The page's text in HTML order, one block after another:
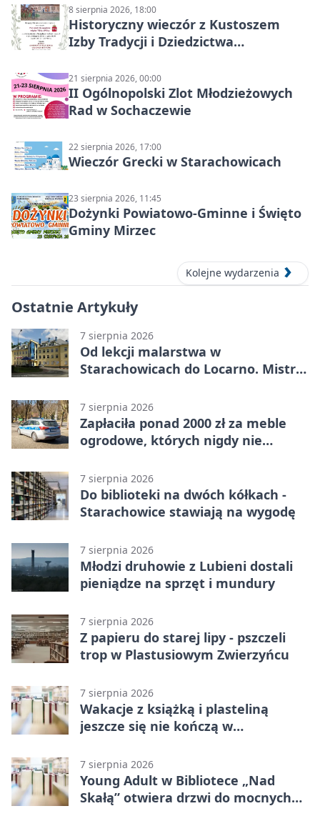
8 sierpnia 2026, 18:00
Historyczny wieczór z Kustoszem
Izby Tradycji i Dziedzictwa
Gęburą
21 sierpnia 2026, 00:00
II Ogólnopolski Zlot Młodzieżowych
Rad w Sochaczewie
22 sierpnia 2026, 17:00
Wieczór Grecki w Starachowicach
23 sierpnia 2026, 11:45
Dożynki Powiatowo-Gminne i Święto
Gminy Mirzec
Kolejne wydarzenia
Ostatnie Artykuły
7 sierpnia 2026
Od lekcji malarstwa w
Starachowicach do Locarno. Mistrz
7 sierpnia 2026
Zapłaciła ponad 2000 zł za meble
ogrodowe, których nigdy nie
7 sierpnia 2026
Do biblioteki na dwóch kółkach -
Starachowice stawiają na wygodę
7 sierpnia 2026
Młodzi druhowie z Lubieni dostali
pieniądze na sprzęt i mundury
7 sierpnia 2026
Z papieru do starej lipy - pszczeli
trop w Plastusiowym Zwierzyńcu
7 sierpnia 2026
Wakacje z książką i plasteliną
jeszcze się nie kończą w
7 sierpnia 2026
Young Adult w Bibliotece „Nad
Skałą” otwiera drzwi do mocnych